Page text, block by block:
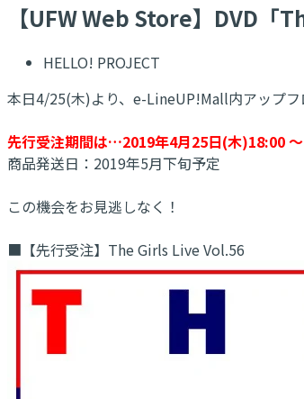
【UFW Web Store】DVD「
HELLO! PROJECT
本日4/25(木)より、e-LineUP!Mall内アップ
先行受注期間は…2019年4月25日(木)18:00
商品発送日：2019年5月下旬予定
この機会をお見逃しなく！
■【先行受注】The Girls Live Vol.56